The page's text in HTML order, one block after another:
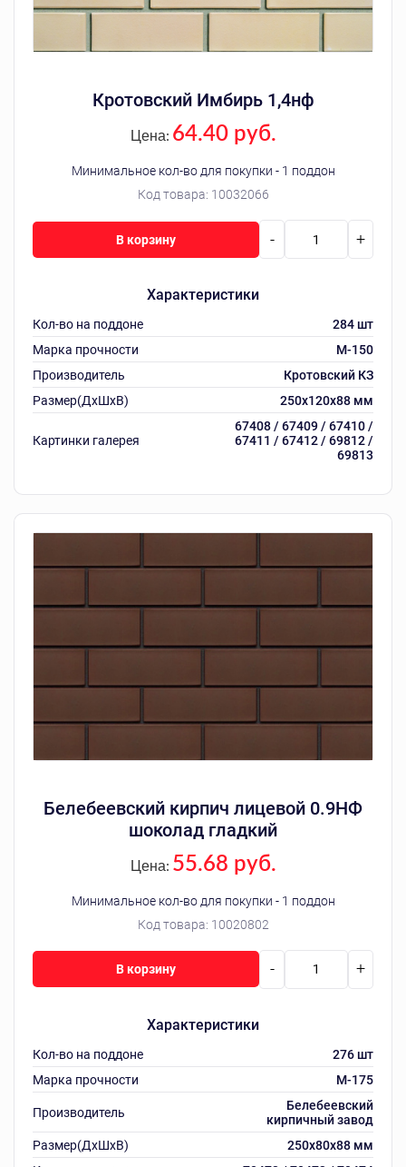
Кротовский Имбирь 1,4нф
Код товара: 10032066
Цена: 64.40 руб.
Минимальное кол-во для покупки - 1 поддон
Характеристики
Кол-во на поддоне
284 шт
Марка прочности
M-150
Производитель
Кротовский КЗ
Размер(ДхШхВ)
250х120х88 мм
Картинки галерея
67408 / 67409 / 67410 /
67411 / 67412 / 69812 /
69813
- +
В корзину
Белебеевский кирпич лицевой 0.9НФ
шоколад гладкий
Код товара: 10020802
Цена: 55.68 руб.
Минимальное кол-во для покупки - 1 поддон
Характеристики
Кол-во на поддоне
276 шт
Марка прочности
M-175
Производитель
Белебеевский
кирпичный завод
Размер(ДхШхВ)
250х80х88 мм
- +
В корзину